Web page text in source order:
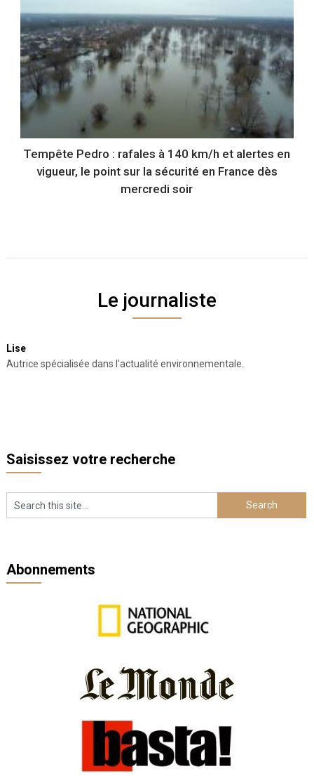
Tempête Pedro : rafales à 140 km/h et alertes en
vigueur, le point sur la sécurité en France dès
mercredi soir
Le journaliste
Lise
Autrice spécialisée dans l'actualité environnementale.
Saisissez votre recherche
Abonnements